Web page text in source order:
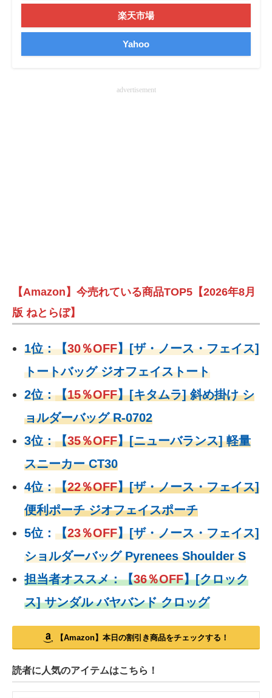
楽天市場
Yahoo
advertisement
【Amazon】今売れている商品TOP5【2026年8月
版 ねとらぼ】
1位：【30％OFF】[ザ・ノース・フェイス]
トートバッグ ジオフェイストート
2位：【15％OFF】[キタムラ] 斜め掛け シ
ョルダーバッグ R-0702
3位：【35％OFF】[ニューバランス] 軽量
スニーカー CT30
4位：【22％OFF】[ザ・ノース・フェイス]
便利ポーチ ジオフェイスポーチ
5位： 【23％OFF】[ザ・ノース・フェイス]
ショルダーバッグ Pyrenees Shoulder S
担当者オススメ：【36％OFF】[クロック
ス] サンダル バヤバンド クロッグ
【Amazon】本日の割引き商品をチェックする！
読者に人気のアイテムはこちら！